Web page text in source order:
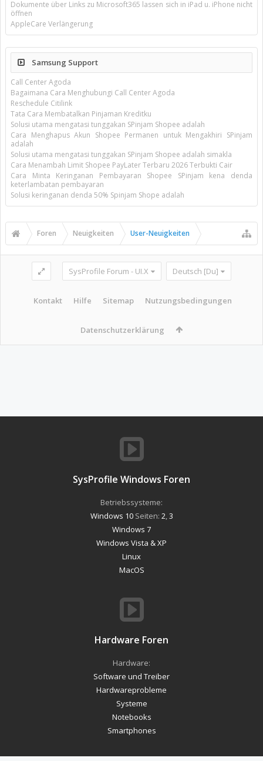
Dokumente über Links zu Microsoft365 lassen sich in iPad u. iPhone nicht
öffnen
AppleCare Verlängerung
Samsung Support
Call Center Agoda
Bagaimana Cara Menghubungi Call Center Agoda
Reschedule Citilink
Tata Cara Membatalkan Pinjaman Kreditku
Solusi utama mengatasi tunggakan SPinjam Shopee adalah
Cara Menghapus Akun Shopee Permanen untuk Mengakhiri SPinjam
adalah
Solusi utama mengatasi tunggakan SPinjam Shopee adalah simakla
Cara Menambah Limit Shopee PayLater Terbaru 2026 Terbukti Cair
Cara Minta Keringanan Pembayaran Shopee SPinjam kena denda
keterlambatan pembayaran
Solusi keringanan denda 50% Spinjam Shope adalah
Foren Neuigkeiten User-Neuigkeiten
SysProfile Forum - UI.X Deutsch [Du]
Kontakt Hilfe Sitemap Nutzungsbedingungen
Datenschutzerklärung
SysProfile Windows Foren
Betriebssysteme:
Windows 10Seiten: 2 3
Windows 7
Windows Vista & XP
Linux
MacOS
Hardware Foren
Hardware:
Software und Treiber
Hardwareprobleme
Systeme
Notebooks
Smartphones